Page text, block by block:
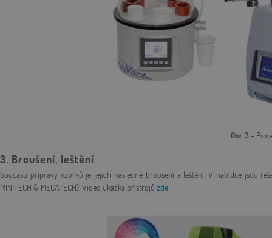
Obr. 3 –
3. Broušení, leštění
Součástí přípravy vzorků je jejich následné broušení a leštění. V nabídce jsou
MINITECH & MECATECH). Video ukázka přístrojů zde .